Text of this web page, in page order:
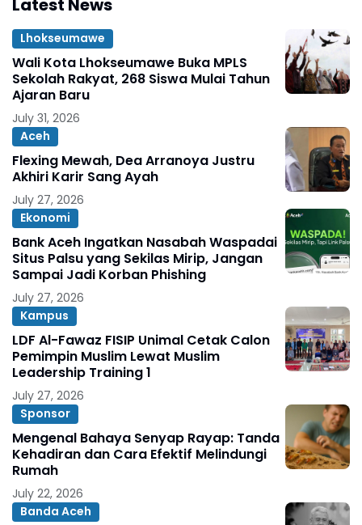
Lhokseumawe
Wali Kota Lhokseumawe Buka MPLS
Sekolah Rakyat, 268 Siswa Mulai Tahun
Ajaran Baru
July 31, 2026
Aceh
Flexing Mewah, Dea Arranoya Justru
Akhiri Karir Sang Ayah
July 27, 2026
Ekonomi
Bank Aceh Ingatkan Nasabah Waspadai
Situs Palsu yang Sekilas Mirip, Jangan
Sampai Jadi Korban Phishing
July 27, 2026
Kampus
LDF Al-Fawaz FISIP Unimal Cetak Calon
Pemimpin Muslim Lewat Muslim
Leadership Training 1
July 27, 2026
Sponsor
Mengenal Bahaya Senyap Rayap: Tanda
Kehadiran dan Cara Efektif Melindungi
Rumah
July 22, 2026
Banda Aceh